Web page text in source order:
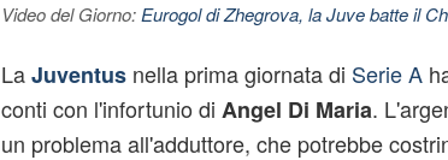
Video del Giorno: Eurogol di Zhegrova, la Juve batte il
LaJuventus nella prima giornata di Serie A
conti con l'infortunio di Angel Di Maria.
un problema all'adduttore, che potrebbe